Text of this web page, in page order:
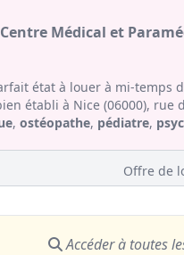
Médical et
état à louer à mi-temps
établi à Nice (06000), rue
, ostéopathe, pédiatre,
Offre de
Accéder à toutes